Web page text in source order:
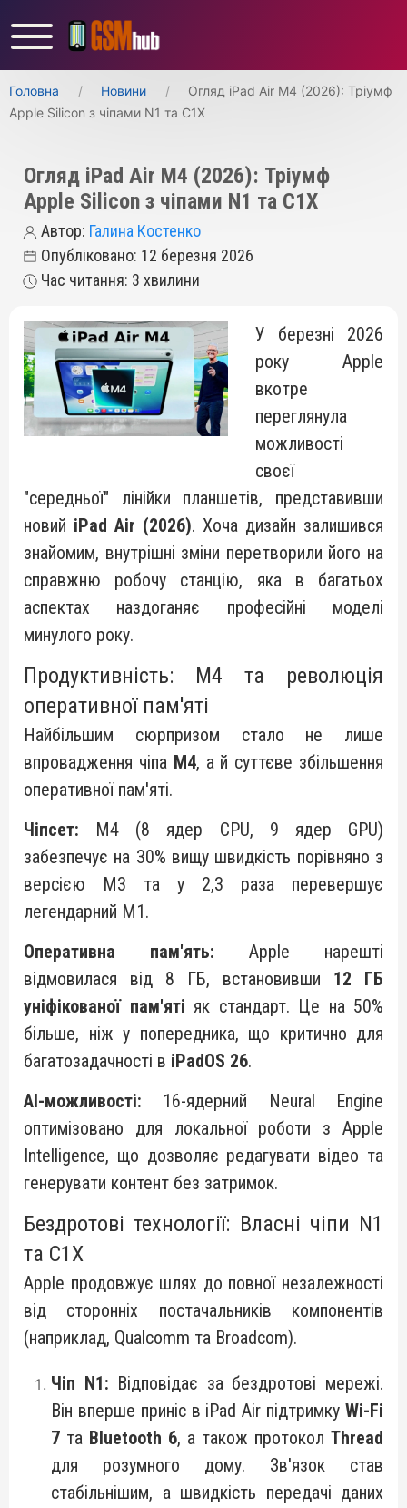
Головна Новини
Огляд iPad Air M4 (2026): Тріумф
Apple Silicon з чіпами N1 та C1X
Огляд iPad Air M4 (2026): Тріумф
Apple Silicon з чіпами N1 та C1X
Автор: Галина Костенко
Опубліковано: 12 березня 2026
Час читання: 3 хвилини
У березні 2026
року Apple
вкотре
переглянула
можливості
своєї
"середньої" лінійки планшетів, представивши
новий iPad Air (2026). Хоча дизайн залишився
знайомим, внутрішні зміни перетворили його на
справжню робочу станцію, яка в багатьох
аспектах наздоганяє професійні моделі
минулого року.
Продуктивність: M4 та революція
оперативної пам'яті
Найбільшим сюрпризом стало не лише
впровадження чіпа M4, а й суттєве збільшення
оперативної пам'яті.
Чіпсет: M4 (8 ядер CPU, 9 ядер GPU)
забезпечує на 30% вищу швидкість порівняно з
версією M3 та у 2,3 раза перевершує
легендарний M1.
Оперативна пам'ять: Apple нарешті
відмовилася від 8 ГБ, встановивши 12 ГБ
уніфікованої пам'яті як стандарт. Це на 50%
більше, ніж у попередника, що критично для
багатозадачності в iPadOS 26.
AI-можливості: 16-ядерний Neural Engine
оптимізовано для локальної роботи з Apple
Intelligence, що дозволяє редагувати відео та
генерувати контент без затримок.
Бездротові технології: Власні чіпи N1
та C1X
Apple продовжує шлях до повної незалежності
від сторонніх постачальників компонентів
(наприклад, Qualcomm та Broadcom).
Чіп N1: Відповідає за бездротові мережі.
Він вперше приніс в iPad Air підтримку Wi-Fi
7 та Bluetooth 6, а також протокол Thread
для розумного дому. Зв'язок став
стабільнішим, а швидкість передачі даних